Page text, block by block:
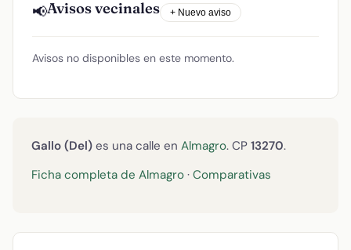
📢Avisos vecinales + Nuevo aviso
Avisos no disponibles en este momento.
Gallo (Del) es una calle en Almagro. CP 13270.
Ficha completa de Almagro · Comparativas